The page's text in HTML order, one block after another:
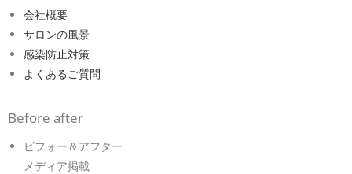
会社概要
サロンの風景
感染防止対策
よくあるご質問
Before after
ビフォー＆アフター
メディア掲載